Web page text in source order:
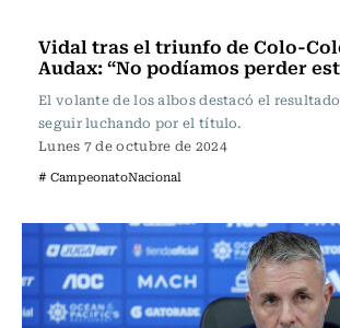
Vidal tras el triunfo de Colo-
Audax: “No podíamos perder
El volante de los albos destacó el
seguir luchando por el título.
Lunes 7 de octubre de 2024
# CampeonatoNacional